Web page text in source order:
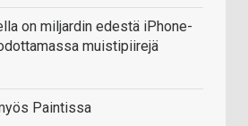
on miljardin edestä iPhone-
muistipiirejä
Paintissa